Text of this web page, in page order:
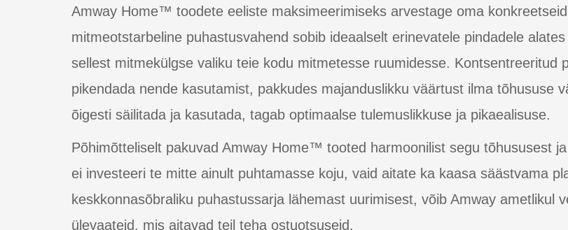
Amway Home™ toodete eeliste maksimeerimiseks arvestage oma
mitmeotstarbeline puhastusvahend sobib ideaalselt erinevatele pindadele
sellest mitmekülgse valiku teie kodu mitmetesse ruumidesse. Kontsentreeritud
pikendada nende kasutamist, pakkudes majanduslikku väärtust ilma tõhususe
õigesti säilitada ja kasutada, tagab optimaalse tulemuslikkuse ja pikaealisuse.
Põhimõtteliselt pakuvad Amway Home™ tooted harmoonilist segu tõhususest
ei investeeri te mitte ainult puhtamasse koju, vaid aitate ka kaasa säästvama
keskkonnasõbraliku puhastussarja lähemast uurimisest, võib Amway ametlikul
ülevaateid, mis aitavad teil teha ostuotsuseid.